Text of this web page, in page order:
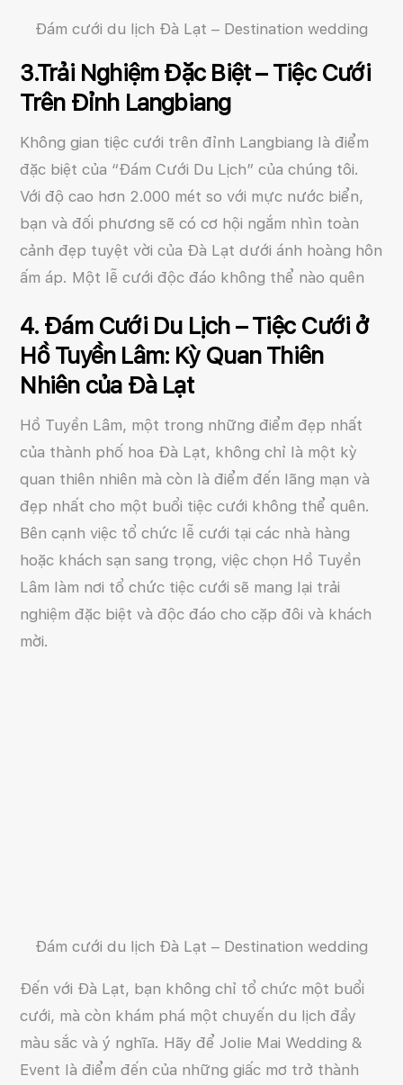
Đám cưới du lịch Đà Lạt – Destination wedding
3.Trải Nghiệm Đặc Biệt – Tiệc Cưới
Trên Đỉnh Langbiang
Không gian tiệc cưới trên đỉnh Langbiang là điểm
đặc biệt của “Đám Cưới Du Lịch” của chúng tôi.
Với độ cao hơn 2.000 mét so với mực nước biển,
bạn và đối phương sẽ có cơ hội ngắm nhìn toàn
cảnh đẹp tuyệt vời của Đà Lạt dưới ánh hoàng hôn
ấm áp. Một lễ cưới độc đáo không thể nào quên
4. Đám Cưới Du Lịch – Tiệc Cưới ở
Hồ Tuyền Lâm: Kỳ Quan Thiên
Nhiên của Đà Lạt
Hồ Tuyền Lâm, một trong những điểm đẹp nhất
của thành phố hoa Đà Lạt, không chỉ là một kỳ
quan thiên nhiên mà còn là điểm đến lãng mạn và
đẹp nhất cho một buổi tiệc cưới không thể quên.
Bên cạnh việc tổ chức lễ cưới tại các nhà hàng
hoặc khách sạn sang trọng, việc chọn Hồ Tuyền
Lâm làm nơi tổ chức tiệc cưới sẽ mang lại trải
nghiệm đặc biệt và độc đáo cho cặp đôi và khách
mời.
Đám cưới du lịch Đà Lạt – Destination wedding
Đến với Đà Lạt, bạn không chỉ tổ chức một buổi
cưới, mà còn khám phá một chuyến du lịch đầy
màu sắc và ý nghĩa. Hãy để Jolie Mai Wedding &
Event là điểm đến của những giấc mơ trở thành